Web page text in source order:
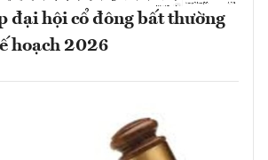
đại hội cổ đông bất thường
hoạch 2026